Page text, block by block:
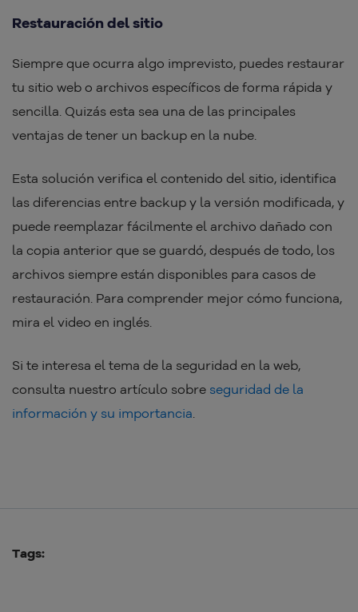
Restauración del sitio
Siempre que ocurra algo imprevisto, puedes restaurar
tu sitio web o archivos específicos de forma rápida y
sencilla. Quizás esta sea una de las principales
ventajas de tener un backup en la nube.
Esta solución verifica el contenido del sitio, identifica
las diferencias entre backup y la versión modificada, y
puede reemplazar fácilmente el archivo dañado con
la copia anterior que se guardó, después de todo, los
archivos siempre están disponibles para casos de
restauración. Para comprender mejor cómo funciona,
mira el video en inglés.
Si te interesa el tema de la seguridad en la web,
consulta nuestro artículo sobre seguridad de la
información y su importancia
Tags: